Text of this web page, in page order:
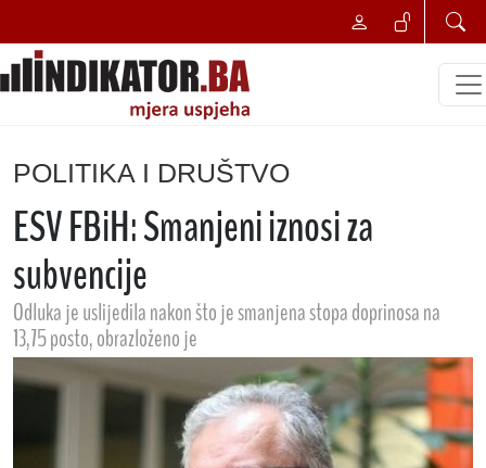
POLITIKA I DRUŠTVO
ESV FBiH: Smanjeni iznosi za
subvencije
Odluka je uslijedila nakon što je smanjena stopa doprinosa na
13,75 posto, obrazloženo je